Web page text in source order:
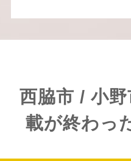
西脇市 / 小
載が終わっ